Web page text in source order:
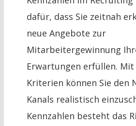
dafür, dass Sie zeitnah
neue Angebote zur
Mitarbeitergewinnung
Erwartungen erfüllen.
Kriterien können Sie den
Kanals realistisch
Kennzahlen besteht das